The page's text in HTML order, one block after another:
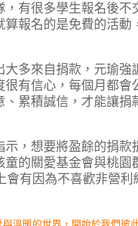
，有很多學生報名後
算報名的是免費的活
大多來自捐款，元瑜
很有信心，每個月都
、累積誠信，才能讓
示，想要將盈餘的捐
童的關愛基金會與桃
會有因為不喜歡非營